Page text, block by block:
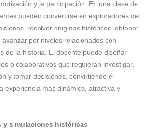
y la participación. En una clase de
pueden convertirse en exploradores del
resolver enigmas históricos, obtener
avanzar por niveles relacionados con
de la historia. El docente puede diseñar
o colaborativos que requieran investigar,
y tomar decisiones, convirtiendo el
experiencia más dinámica, atractiva y
y simulaciones históricas